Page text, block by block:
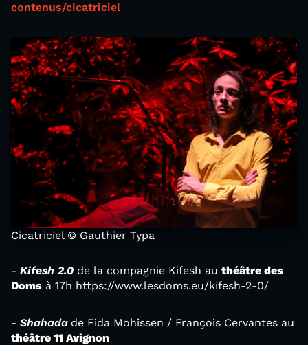
contenus/cicatriciel
Cicatriciel © Gauthier Typa
- Kifesh 2.0 de la compagnie Kifesh au théâtre des
Doms à 17h https://www.lesdoms.eu/kifesh-2-0/
- Shahada de Fida Mohissen / François Cervantes au
théâtre 11 Avignon